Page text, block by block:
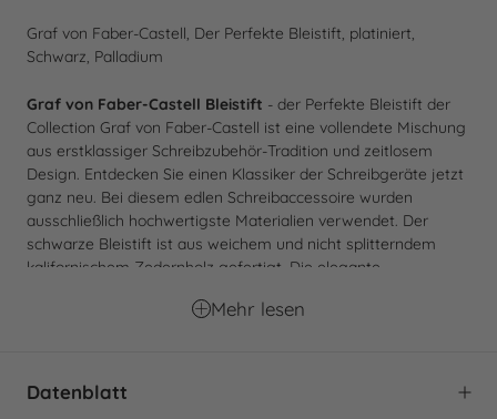
Graf von Faber-Castell, Der Perfekte Bleistift, platiniert,
Schwarz, Palladium
Graf von Faber-Castell Bleistift - der Perfekte Bleistift der
Collection Graf von Faber-Castell ist eine vollendete Mischung
aus erstklassiger Schreibzubehör-Tradition und zeitlosem
Design. Entdecken Sie einen Klassiker der Schreibgeräte jetzt
ganz neu. Bei diesem edlen Schreibaccessoire wurden
ausschließlich hochwertigste Materialien verwendet. Der
schwarze Bleistift ist aus weichem und nicht splitterndem
kalifornischem Zedernholz gefertigt. Die elegante
Schreiben. Das eigentliche Meisterstück, das zweiteilige
schützenden Abschlusskappe für die Spitze der Mine, in der
Mehr lesen
Datenblatt